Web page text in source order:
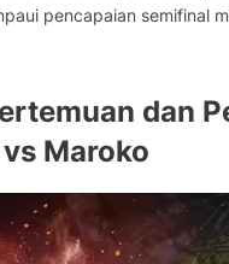
pencapaian semifinal
dan
Maroko